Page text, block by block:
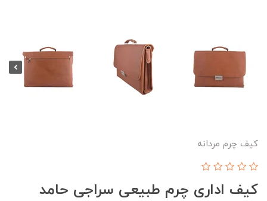
کیف چرم مردانه
کیف اداری چرم طبیعی سراجی حامد